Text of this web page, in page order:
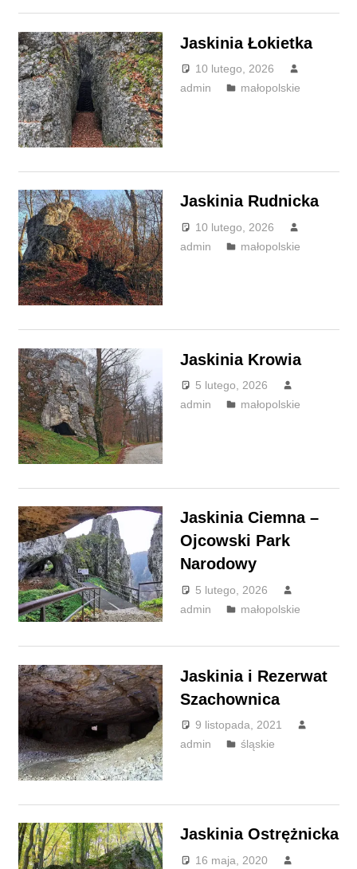
Jaskinia Łokietka
10 lutego, 2026
admin
małopolskie
Jaskinia Rudnicka
10 lutego, 2026
admin
małopolskie
Jaskinia Krowia
5 lutego, 2026
admin
małopolskie
Jaskinia Ciemna –
Ojcowski Park
Narodowy
5 lutego, 2026
admin
małopolskie
Jaskinia i Rezerwat
Szachownica
9 listopada, 2021
admin
śląskie
Jaskinia Ostrężnicka
16 maja, 2020